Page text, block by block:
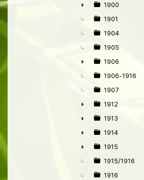
►
1900
1901
1904
1905
►
1906
1906-1916
1907
►
1912
►
1913
►
1914
►
1915
1915/1916
1916